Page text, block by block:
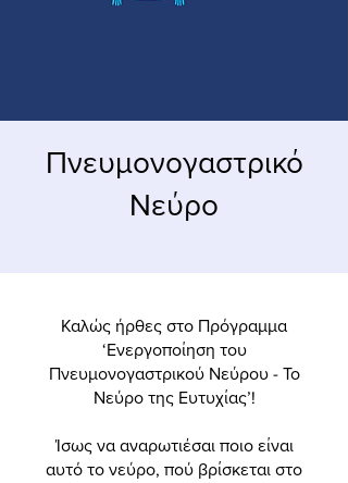
Πνευμονογαστρικό
Νεύρο
Καλώς ήρθες στο Πρόγραμμα
‘Ενεργοποίηση του
Πνευμονογαστρικού Νεύρου - Το
Νεύρο της Ευτυχίας’!
Ίσως να αναρωτιέσαι ποιο είναι
αυτό το νεύρο, πού βρίσκεται στο